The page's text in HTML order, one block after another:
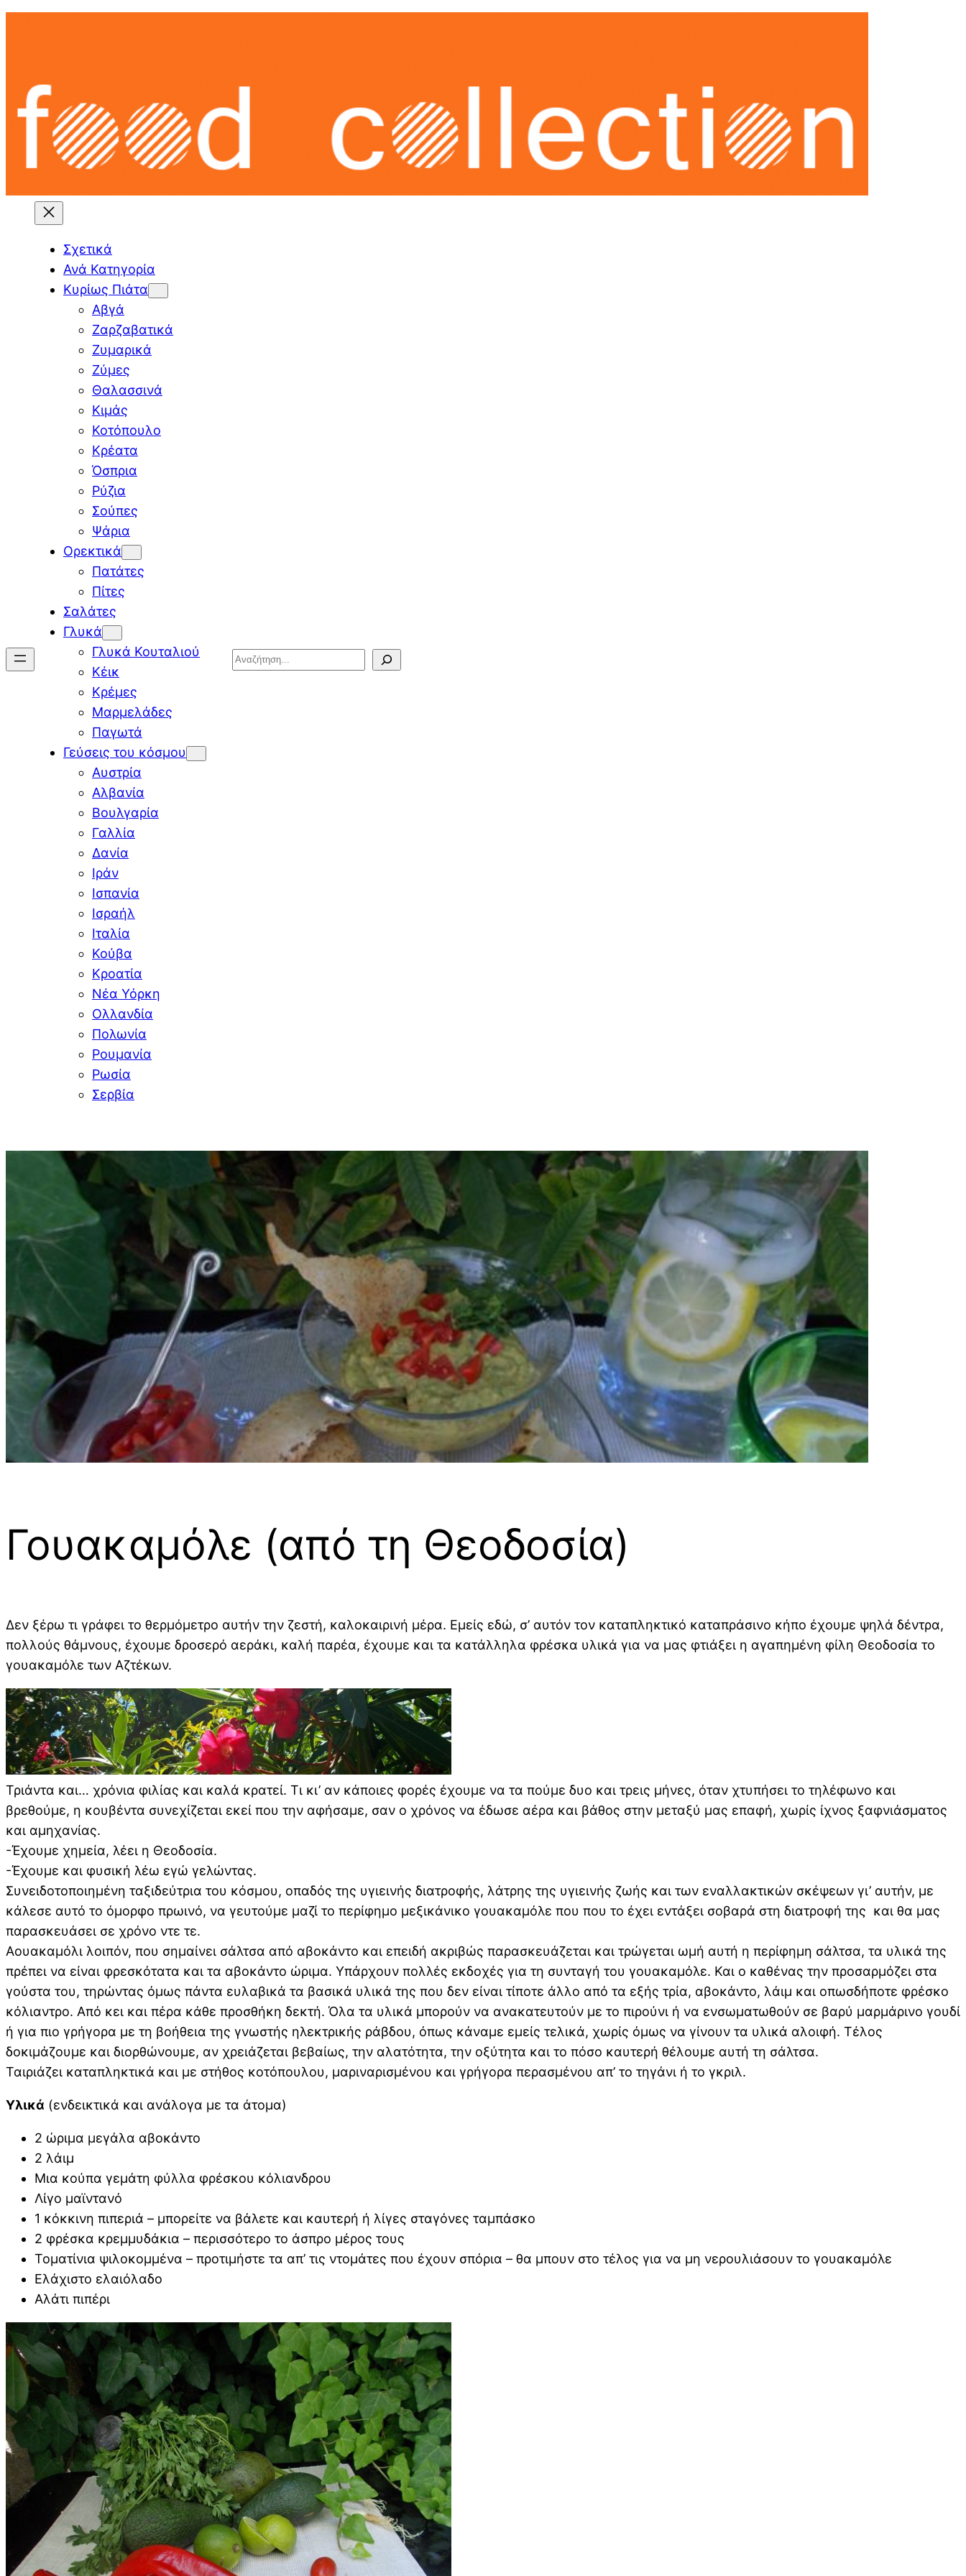
Skip
Σχετικά
Ανά Κατηγορία
Κυρίως Πιάτα
Αβγά
Ζαρζαβατικά
Ζυμαρικά
Ζύμες
Θαλασσινά
Κιμάς
Κοτόπουλο
Κρέατα
Όσπρια
Ρύζια
Σούπες
Ψάρια
Ορεκτικά
Πατάτες
Πίτες
Σαλάτες
Γλυκά
Γλυκά Κουταλιού
Κέικ
Κρέμες
Μαρμελάδες
Παγωτά
Γεύσεις του κόσμου
Αυστρία
Αλβανία
Βουλγαρία
Γαλλία
Δανία
Ιράν
Ισπανία
Ισραήλ
Ιταλία
Κούβα
Κροατία
Νέα Υόρκη
Ολλανδία
Πολωνία
Ρουμανία
Ρωσία
Σερβία
Search
Γουακαμόλε (από τη Θεοδοσία)
Δεν ξέρω τι γράφει το θερμόμετρο αυτήν την ζεστή, καλοκαιρινή μέρα. Εμείς εδώ, σ’ αυτόν τον καταπληκτικό καταπράσινο κήπο έχουμε ψηλά δέντρα,
πολλούς θάμνους, έχουμε δροσερό αεράκι, καλή παρέα, έχουμε και τα κατάλληλα φρέσκα υλικά για να μας φτιάξει η αγαπημένη φίλη Θεοδοσία το
γουακαμόλε των Αζτέκων.
Τριάντα και… χρόνια φιλίας και καλά κρατεί. Τι κι’ αν κάποιες φορές έχουμε να τα πούμε δυο και τρεις μήνες, όταν χτυπήσει το τηλέφωνο και
βρεθούμε, η κουβέντα συνεχίζεται εκεί που την αφήσαμε, σαν ο χρόνος να έδωσε αέρα και βάθος στην μεταξύ μας επαφή, χωρίς ίχνος ξαφνιάσματος
και αμηχανίας.
-Έχουμε χημεία, λέει η Θεοδοσία.
-Έχουμε και φυσική λέω εγώ γελώντας.
Συνειδοτοποιημένη ταξιδεύτρια του κόσμου, οπαδός της υγιεινής διατροφής, λάτρης της υγιεινής ζωής και των εναλλακτικών σκέψεων γι’ αυτήν, με
κάλεσε αυτό το όμορφο πρωινό, να γευτούμε μαζί το περίφημο μεξικάνικο γουακαμόλε που που το έχει εντάξει σοβαρά στη διατροφή της και θα μας
παρασκευάσει σε χρόνο ντε τε.
Αουακαμόλι λοιπόν, που σημαίνει σάλτσα από αβοκάντο και επειδή ακριβώς παρασκευάζεται και τρώγεται ωμή αυτή η περίφημη σάλτσα, τα υλικά της
πρέπει να είναι φρεσκότατα και τα αβοκάντο ώριμα. Υπάρχουν πολλές εκδοχές για τη συνταγή του γουακαμόλε. Και ο καθένας την προσαρμόζει στα
γούστα του, τηρώντας όμως πάντα ευλαβικά τα βασικά υλικά της που δεν είναι τίποτε άλλο από τα εξής τρία, αβοκάντο, λάιμ και οπωσδήποτε φρέσκο
κόλιαντρο. Από κει και πέρα κάθε προσθήκη δεκτή. Όλα τα υλικά μπορούν να ανακατευτούν με το πιρούνι ή να ενσωματωθούν σε βαρύ μαρμάρινο γουδί
ή για πιο γρήγορα με τη βοήθεια της γνωστής ηλεκτρικής ράβδου, όπως κάναμε εμείς τελικά, χωρίς όμως να γίνουν τα υλικά αλοιφή. Τέλος
δοκιμάζουμε και διορθώνουμε, αν χρειάζεται βεβαίως, την αλατότητα, την οξύτητα και το πόσο καυτερή θέλουμε αυτή τη σάλτσα.
Ταιριάζει καταπληκτικά και με στήθος κοτόπουλου, μαριναρισμένου και γρήγορα περασμένου απ’ το τηγάνι ή το γκριλ.
Υλικά (ενδεικτικά και ανάλογα με τα άτομα)
2 ώριμα μεγάλα αβοκάντο
2 λάιμ
Μια κούπα γεμάτη φύλλα φρέσκου κόλιανδρου
Λίγο μαϊντανό
1 κόκκινη πιπεριά – μπορείτε να βάλετε και καυτερή ή λίγες σταγόνες ταμπάσκο
2 φρέσκα κρεμμυδάκια – περισσότερο το άσπρο μέρος τους
Τοματίνια ψιλοκομμένα – προτιμήστε τα απ’ τις ντομάτες που έχουν σπόρια – θα μπουν στο τέλος για να μη νερουλιάσουν το γουακαμόλε
Ελάχιστο ελαιόλαδο
Αλάτι πιπέρι